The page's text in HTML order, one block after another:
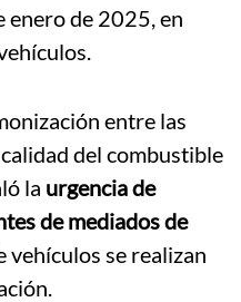
enero de 2025, en
entre las
del combustible
la urgencia de
de mediados de
vehículos se realizan